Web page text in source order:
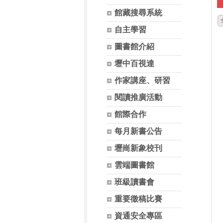
館藏搜尋系統
自主學習
圖書館介紹
壢中百視達
作家講座、研習
閱讀推廣活動
館際合作
每月新書公告
壢崗新象校刊
雲端圖書館
班級讀書會
重要徵稿比賽
資通安全專區